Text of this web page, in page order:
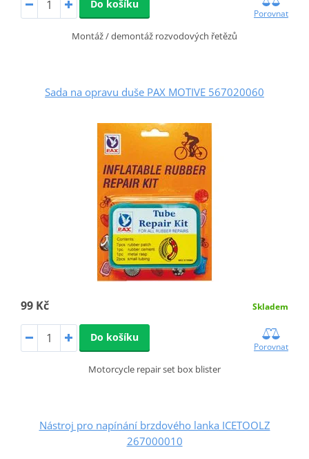
Do košíku
Porovnat
Montáž / demontáž rozvodových řetězů
Sada na opravu duše PAX MOTIVE 567020060
99 Kč Skladem
Do košíku
Porovnat
Motorcycle repair set box blister
Nástroj pro napínání brzdového lanka ICETOOLZ
267000010